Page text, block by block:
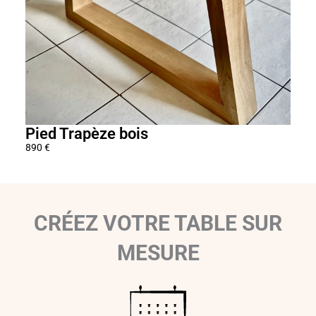
6
0
Pied Trapèze bois
890 €
CRÉEZ VOTRE TABLE SUR
MESURE